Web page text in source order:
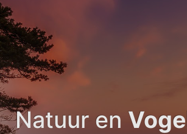
Natuur en